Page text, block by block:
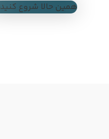
همین حالا شروع کنید